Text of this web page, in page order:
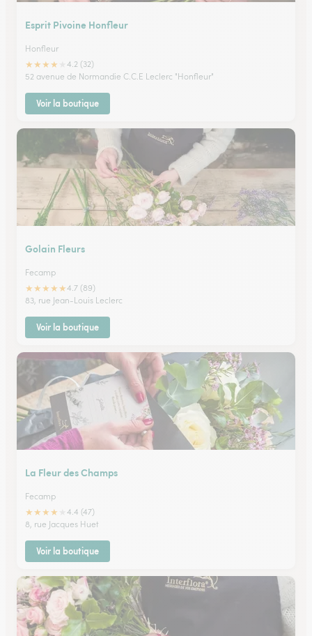
Esprit Pivoine Honfleur
Honfleur
★★★★
4.2 (32)
52 avenue de Normandie C.C.E Leclerc "Honfleur"
Voir la boutique
Golain Fleurs
Fecamp
★★★★★4.7 (89)
83, rue Jean-Louis Leclerc
Voir la boutique
La Fleur des Champs
Fecamp
★★★★
4.4 (47)
8, rue Jacques Huet
Voir la boutique